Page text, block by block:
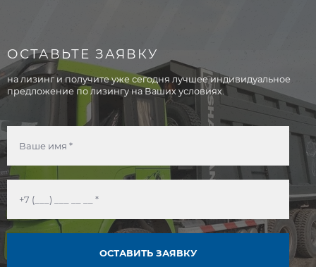
ОСТАВЬТЕ ЗАЯВКУ
на лизинг и получите уже сегодня лучшее индивидуальное
предложение по лизингу на Ваших условиях.
ОСТАВИТЬ ЗАЯВКУ